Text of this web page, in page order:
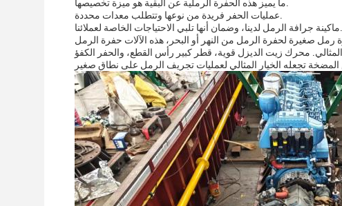
صغيرة لحفرة الرمل من النهر أو البحر، هذه الآلات حفرة الرمل
محرك زيت الديزل قوية، قطر كبير رأس القطع، والحفر الكفؤ